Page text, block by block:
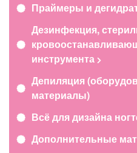
Праймеры и
Дезинфекция,
инструмента
Депиляция
материалы)
Всё для дизайна
Дополнительные